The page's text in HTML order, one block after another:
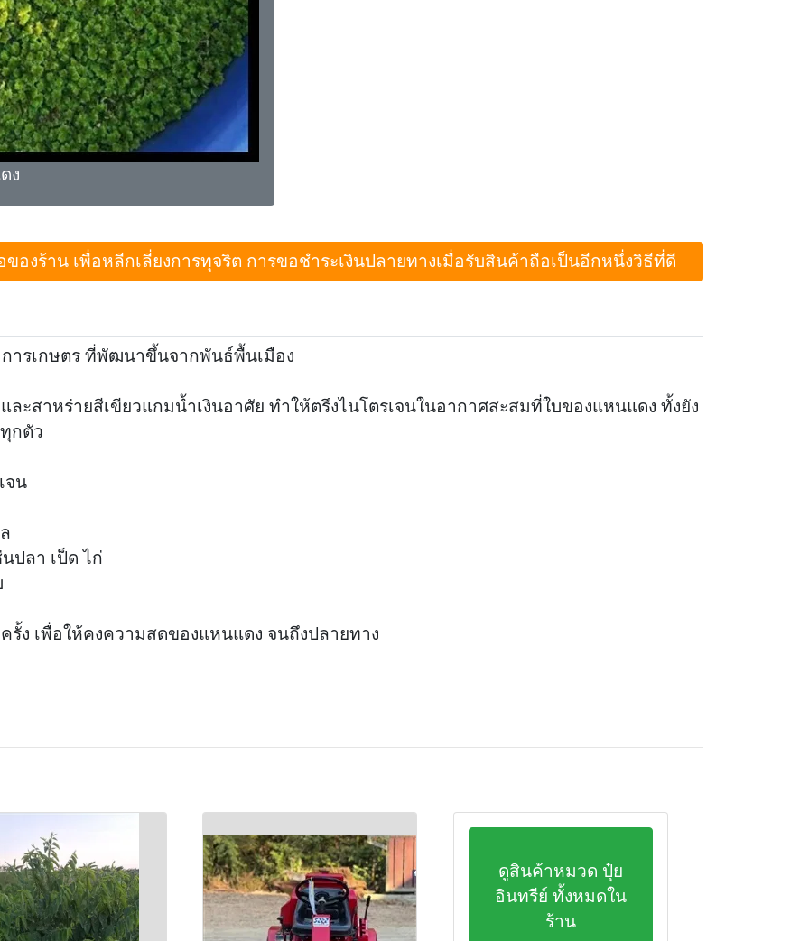
ง
องร้าน เพื่อหลีกเลี่ยงการทุจริต การขอชำระเงินปลายทางเมื่อรับสินค้าถือเป็นอีกหนึ่งวิธีที่ดี
ารเกษตร ที่พัฒนาขึ้นจากพันธ์พื้นเมือง
ะสาหร่ายสีเขียวแกมน้ำเงินอาศัย ทำให้ตรึงไนโตรเจนในอากาศสะสมที่ใบของแหนแดง ทั้งยัง
กตัว
จน
ปลา เป็ด ไก่
รั้ง เพื่อให้คงความสดของแหนแดง จนถึงปลายทาง
ดูสินค้าหมวด ปุ๋ย
อินทรีย์ ทั้งหมดใน
ร้าน